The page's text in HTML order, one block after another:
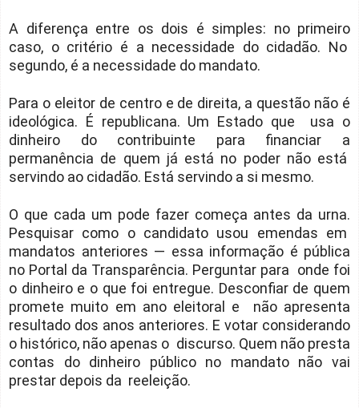
A diferença entre os dois é simples: no primeiro
caso, o critério é a necessidade do cidadão. No
segundo, é a necessidade do mandato.
Para o eleitor de centro e de direita, a questão não é
ideológica. É republicana. Um Estado que usa o
dinheiro do contribuinte para financiar a
permanência de quem já está no poder não está
servindo ao cidadão. Está servindo a si mesmo.
O que cada um pode fazer começa antes da urna.
Pesquisar como o candidato usou emendas em
mandatos anteriores — essa informação é pública
no Portal da Transparência. Perguntar para onde foi
o dinheiro e o que foi entregue. Desconfiar de quem
promete muito em ano eleitoral e não apresenta
resultado dos anos anteriores. E votar considerando
o histórico, não apenas o discurso. Quem não presta
contas do dinheiro público no mandato não vai
prestar depois da reeleição.